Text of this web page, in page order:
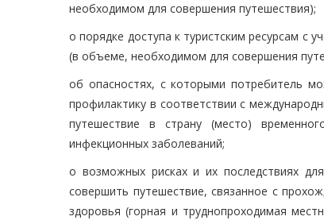
необходимом для совершения путешествия);
о порядке доступа к туристским ресурсам с
(в объеме, необходимом для совершения
об опасностях, с которыми потребитель
профилактику в соответствии с
путешествие в страну (место)
инфекционных заболеваний;
о возможных рисках и их последствиях
совершить путешествие, связанное с
здоровья (горная и труднопроходимая